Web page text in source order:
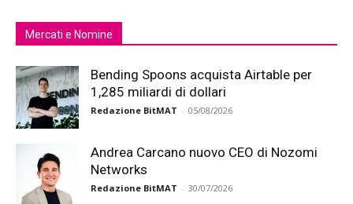
Mercati e Nomine
Bending Spoons acquista Airtable per
1,285 miliardi di dollari
Redazione BitMAT - 05/08/2026
Andrea Carcano nuovo CEO di Nozomi
Networks
Redazione BitMAT - 30/07/2026